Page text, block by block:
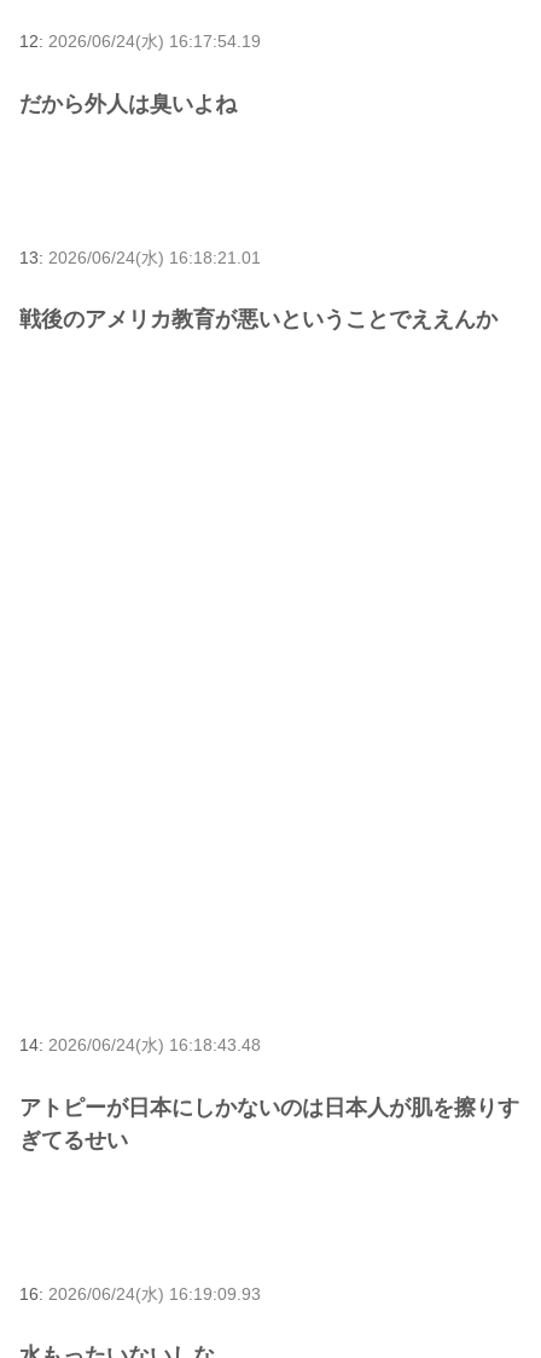
12: 2026/06/24(水) 16:17:54.19
だから外人は臭いよね
13: 2026/06/24(水) 16:18:21.01
戦後のアメリカ教育が悪いということでええんか
14: 2026/06/24(水) 16:18:43.48
アトピーが日本にしかないのは日本人が肌を擦りす
ぎてるせい
16: 2026/06/24(水) 16:19:09.93